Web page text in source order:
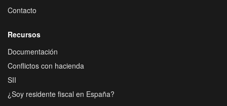
Contacto
Recursos
Documentación
Conflictos con hacienda
SII
¿Soy residente fiscal en España?